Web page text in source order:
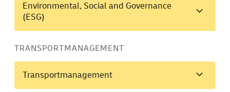
Environmental, Social and Governance
(ESG)
TRANSPORTMANAGEMENT
Transportmanagement